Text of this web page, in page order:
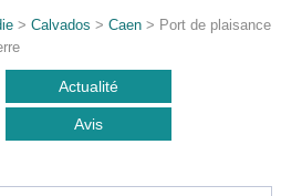
>Calvados >Caen > Port de plaisance
Actualité
Avis